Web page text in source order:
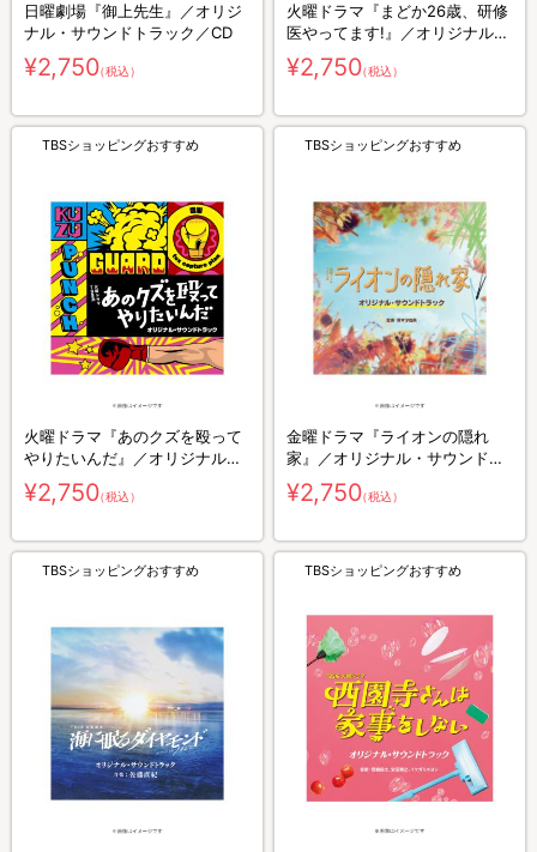
日曜劇場『御上先生』／オリジ
ナル・サウンドトラック／CD
¥2,750（税込）
火曜ドラマ『まどか26歳、研修
医やってます!』／オリジナル・
サウンドトラック／CD
¥2,750（税込）
TBSショッピングおすすめ
火曜ドラマ『あのクズを殴って
やりたいんだ』／オリジナル・
サウンドトラック／CD
¥2,750（税込）
TBSショッピングおすすめ
金曜ドラマ『ライオンの隠れ
家』／オリジナル・サウンドト
ラック／CD
¥2,750（税込）
TBSショッピングおすすめ TBSショッピングおすすめ